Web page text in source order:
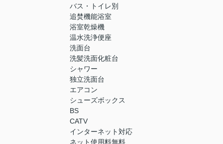
バス・トイレ別
追焚機能浴室
浴室乾燥機
温水洗浄便座
洗面台
洗髪洗面化粧台
シャワー
独立洗面台
エアコン
シューズボックス
BS
CATV
インターネット対応
ネット使用料無料